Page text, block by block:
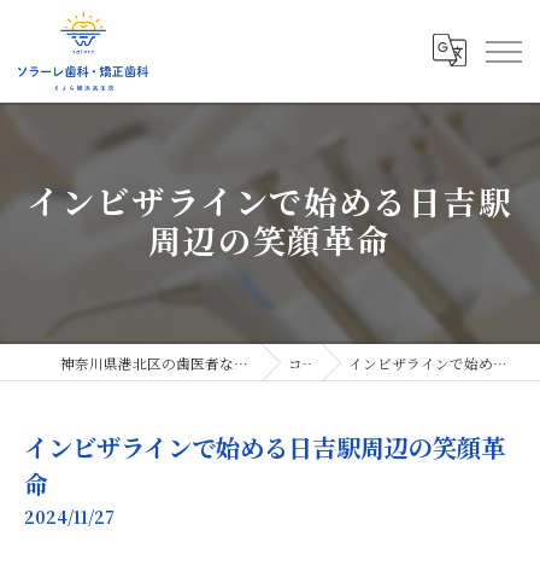
インビザラインで始める日吉駅
周辺の笑顔革命
神奈川県港北区の歯医者ならソラーレ歯科・矯正歯科 コラム インビザラインで始める日吉駅周辺の笑顔革命
インビザラインで始める日吉駅周辺の笑顔革
命
2024/11/27